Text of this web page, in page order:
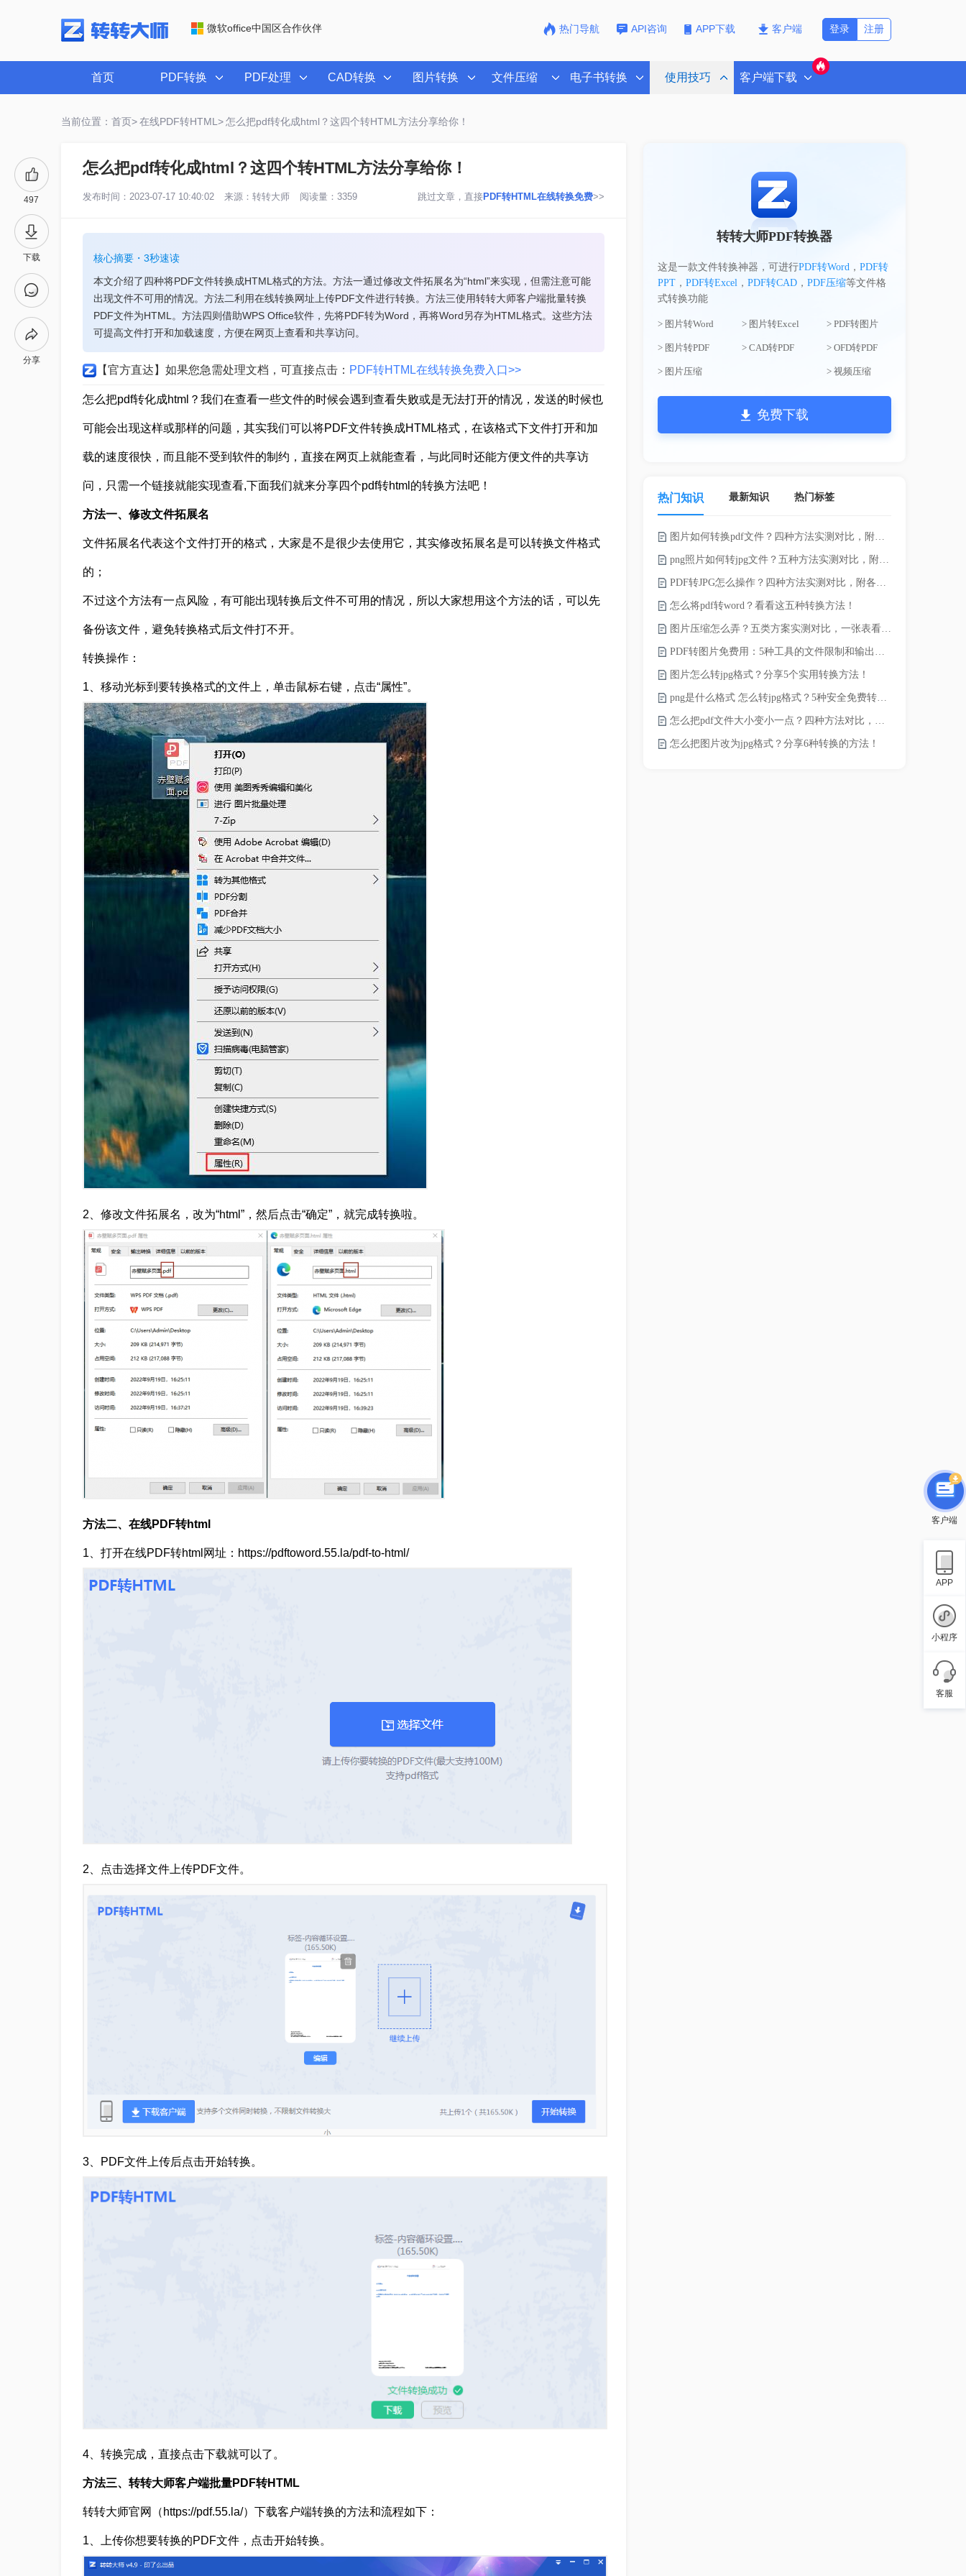
微软office中国区合作伙伴 热门导航 API咨询 APP下载 客户端 注册
登录
首页 PDF转换 PDF处理 CAD转换 图片转换 文件压缩 电子书转换 使用技巧 客户端下载
当前位置：首页> 在线PDF转HTML> 怎么把pdf转化成html？这四个转HTML方法分享给你！
497
下载
分享
怎么把pdf转化成html？这四个转HTML方法分享给你！
发布时间：2023-07-17 10:40:02 来源： 转转大师 阅读量：3359 跳过文章，直接PDF转HTML在线转换免费>>
核心摘要・3秒速读
本文介绍了四种将PDF文件转换成HTML格式的方法。方法一通过修改文件拓展名为“html”来实现，但需注意可能
出现文件不可用的情况。方法二利用在线转换网址上传PDF文件进行转换。方法三使用转转大师客户端批量转换
PDF文件为HTML。方法四则借助WPS Office软件，先将PDF转为Word，再将Word另存为HTML格式。这些方法
可提高文件打开和加载速度，方便在网页上查看和共享访问。
【官方直达】如果您急需处理文档，可直接点击： PDF转HTML在线转换免费入口>>
怎么把pdf转化成html？我们在查看一些文件的时候会遇到查看失败或是无法打开的情况，发送的时候也
可能会出现这样或那样的问题，其实我们可以将PDF文件转换成HTML格式，在该格式下文件打开和加
载的速度很快，而且能不受到软件的制约，直接在网页上就能查看，与此同时还能方便文件的共享访
问，只需一个链接就能实现查看,下面我们就来分享四个pdf转html的转换方法吧！
方法一、修改文件拓展名
文件拓展名代表这个文件打开的格式，大家是不是很少去使用它，其实修改拓展名是可以转换文件格式
的；
不过这个方法有一点风险，有可能出现转换后文件不可用的情况，所以大家想用这个方法的话，可以先
备份该文件，避免转换格式后文件打不开。
转换操作：
1、移动光标到要转换格式的文件上，单击鼠标右键，点击“属性”。
2、修改文件拓展名，改为“html”，然后点击“确定”，就完成转换啦。
方法二、 在线PDF转html
1、打开在线PDF转html网址：https://pdftoword.55.la/pdf-to-html/
2、点击选择文件上传PDF文件。
3、PDF文件上传后点击开始转换。
4、转换完成，直接点击下载就可以了。
方法三、转转大师客户端批量PDF转HTML
转转大师官网（https://pdf.55.la/）下载客户端转换的方法和流程如下：
1、上传你想要转换的PDF文件，点击开始转换。
转转大师PDF转换器
这是一款文件转换神器，可进行PDF转Word， PDF转
PPT， PDF转Excel， PDF转CAD， PDF压缩等文件格
式转换功能
> 图片转Word > 图片转Excel > PDF转图片
> 图片转PDF > CAD转PDF > OFD转PDF
> 图片压缩 > 视频压缩
免费下载
热门知识 最新知识 热门标签
图片如何转换pdf文件？四种方法实测对比，附各场景最优选！
png照片如何转jpg文件？五种方法实测对比，附各场景最优选!！
PDF转JPG怎么操作？四种方法实测对比，附各场景最优选！
怎么将pdf转word？看看这五种转换方法！
图片压缩怎么弄？五类方案实测对比，一张表看懂怎么选！
PDF转图片免费用：5种工具的文件限制和输出质量对比！
图片怎么转jpg格式？分享5个实用转换方法！
png是什么格式 怎么转jpg格式？5种安全免费转换方法全解析！
怎么把pdf文件大小变小一点？四种方法对比，一看就懂！
怎么把图片改为jpg格式？分享6种转换的方法！
客户端
APP
小程序
客服